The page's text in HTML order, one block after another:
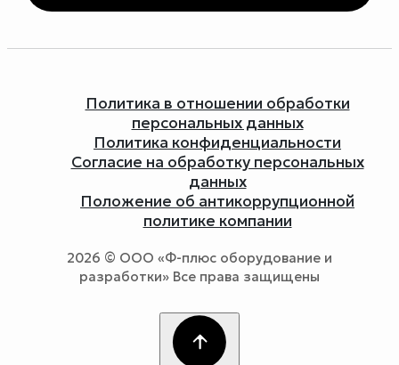
Политика в отношении обработки
персональных данных
Политика конфиденциальности
Согласие на обработку персональных
данных
Положение об антикоррупционной
политике компании
2026 © ООО «Ф-плюс оборудование и
разработки» Все права защищены